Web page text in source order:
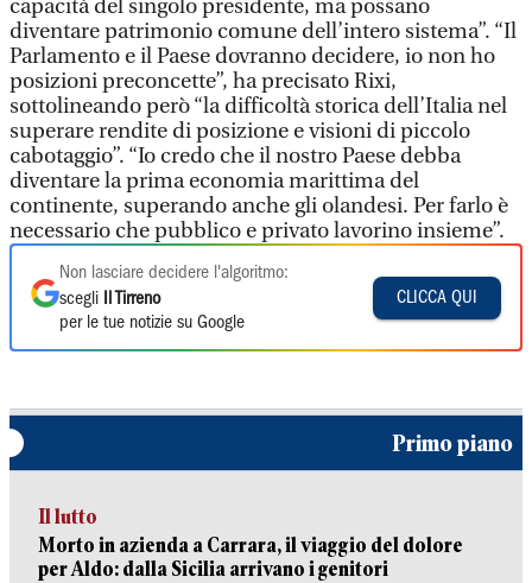
capacità del singolo presidente, ma possano
diventare patrimonio comune dell’intero sistema”. “Il
Parlamento e il Paese dovranno decidere, io non ho
posizioni preconcette”, ha precisato Rixi,
sottolineando però “la difficoltà storica dell’Italia nel
superare rendite di posizione e visioni di piccolo
cabotaggio”. “Io credo che il nostro Paese debba
diventare la prima economia marittima del
continente, superando anche gli olandesi. Per farlo è
necessario che pubblico e privato lavorino insieme”.
Non lasciare decidere l'algoritmo:
scegli
Il Tirreno
per le tue notizie su Google
CLICCA QUI
Primo piano
Il lutto
Morto in azienda a Carrara, il viaggio del dolore
per Aldo: dalla Sicilia arrivano i genitori